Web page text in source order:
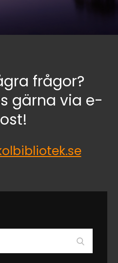
frågor?
gärna via e-